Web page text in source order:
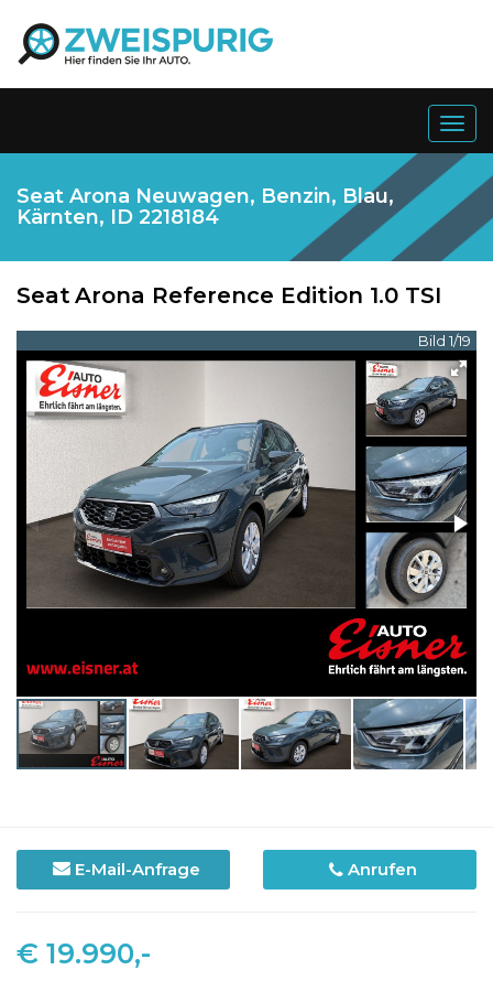
Seat Arona Neuwagen, Benzin, Blau,
Kärnten, ID 2218184
Seat Arona Reference Edition 1.0 TSI
Bild 1/19
E-Mail-Anfrage Anrufen
€ 19.990,-